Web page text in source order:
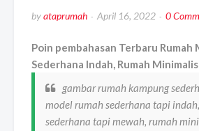
byataprumah April 16, 2022 0
Poin pembahasan Terbaru Rumah
Sederhana Indah, Rumah
gambar rumah kampung
model rumah sederhana tapi
sederhana tapi mewah, rumah